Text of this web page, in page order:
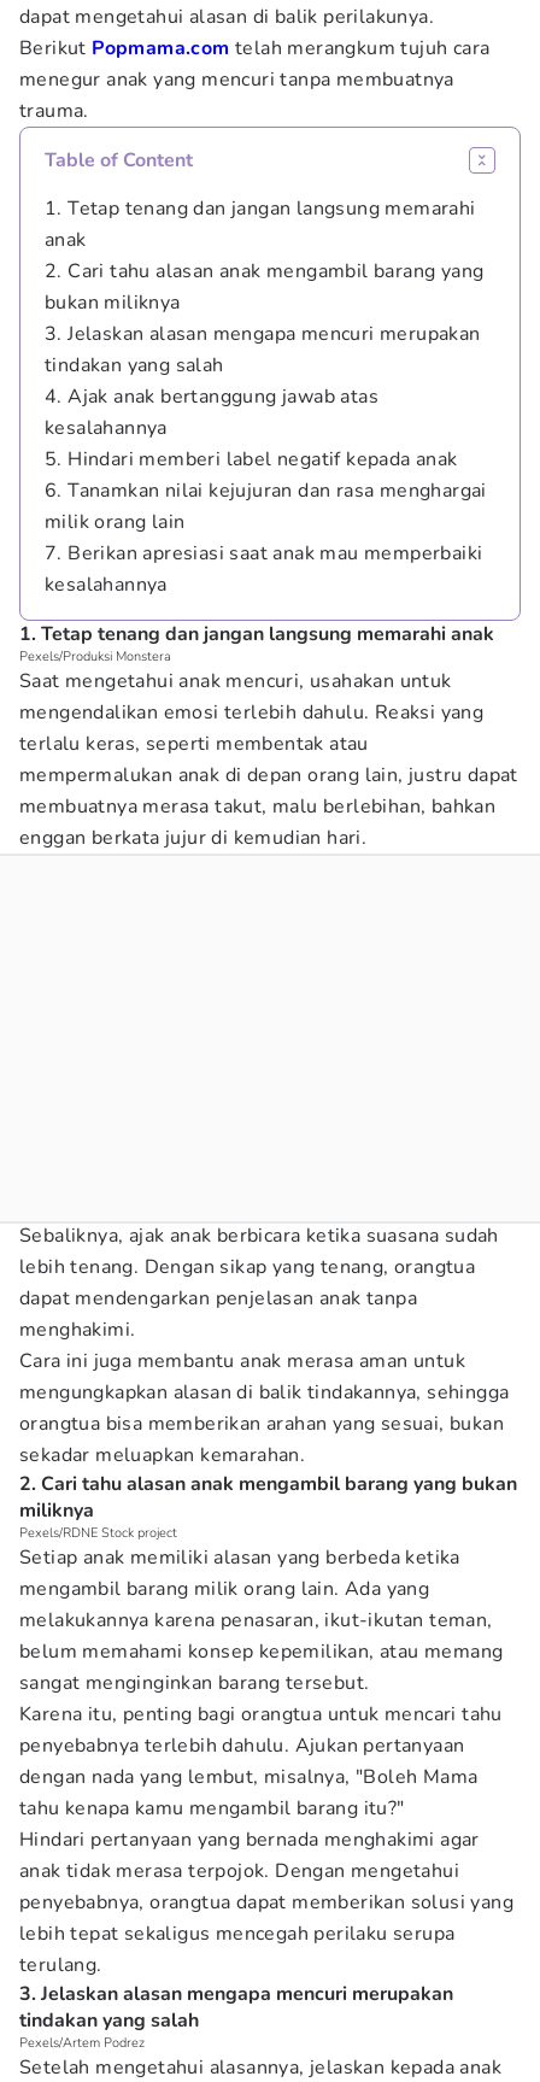
dapat mengetahui alasan di balik perilakunya.
Berikut Popmama.com telah merangkum tujuh cara
menegur anak yang mencuri tanpa membuatnya
trauma.
Table of Content
1. Tetap tenang dan jangan langsung memarahi
anak
2. Cari tahu alasan anak mengambil barang yang
bukan miliknya
3. Jelaskan alasan mengapa mencuri merupakan
tindakan yang salah
4. Ajak anak bertanggung jawab atas
kesalahannya
5. Hindari memberi label negatif kepada anak
6. Tanamkan nilai kejujuran dan rasa menghargai
milik orang lain
7. Berikan apresiasi saat anak mau memperbaiki
kesalahannya
1. Tetap tenang dan jangan langsung memarahi anak
Pexels/Produksi Monstera
Saat mengetahui anak mencuri, usahakan untuk
mengendalikan emosi terlebih dahulu. Reaksi yang
terlalu keras, seperti membentak atau
mempermalukan anak di depan orang lain, justru dapat
membuatnya merasa takut, malu berlebihan, bahkan
enggan berkata jujur di kemudian hari.
Sebaliknya, ajak anak berbicara ketika suasana sudah
lebih tenang. Dengan sikap yang tenang, orangtua
dapat mendengarkan penjelasan anak tanpa
menghakimi.
Cara ini juga membantu anak merasa aman untuk
mengungkapkan alasan di balik tindakannya, sehingga
orangtua bisa memberikan arahan yang sesuai, bukan
sekadar meluapkan kemarahan.
2. Cari tahu alasan anak mengambil barang yang bukan
miliknya
Pexels/RDNE Stock project
Setiap anak memiliki alasan yang berbeda ketika
mengambil barang milik orang lain. Ada yang
melakukannya karena penasaran, ikut-ikutan teman,
belum memahami konsep kepemilikan, atau memang
sangat menginginkan barang tersebut.
Karena itu, penting bagi orangtua untuk mencari tahu
penyebabnya terlebih dahulu. Ajukan pertanyaan
dengan nada yang lembut, misalnya, "Boleh Mama
tahu kenapa kamu mengambil barang itu?"
Hindari pertanyaan yang bernada menghakimi agar
anak tidak merasa terpojok. Dengan mengetahui
penyebabnya, orangtua dapat memberikan solusi yang
lebih tepat sekaligus mencegah perilaku serupa
terulang.
3. Jelaskan alasan mengapa mencuri merupakan
tindakan yang salah
Pexels/Artem Podrez
Setelah mengetahui alasannya, jelaskan kepada anak